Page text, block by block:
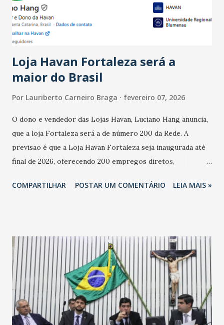
estabelecimentos no prejuízo ficou em 19%, pouco abaixo
do observado no mês anterior. Outros 1% não existiam em
novembro. Em relação a outubro, o faturamento também
Loja Havan Fortaleza será a
maior do Brasil
Por Lauriberto Carneiro Braga fevereiro 07, 2026
O dono e vendedor das Lojas Havan, Luciano Hang anuncia,
que a loja Fortaleza será a de número 200 da Rede. A
previsão é que a Loja Havan Fortaleza seja inaugurada até
final de 2026, oferecendo 200 empregos diretos,
Havan Fortaleza ainda não foi anunciada oficialmente, mas
COMPARTILHAR POSTAR UM COMENTÁRIO LEIA MAIS »